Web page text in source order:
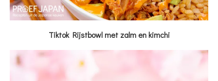
Tiktok Rijstbowl met zalm en kimchi